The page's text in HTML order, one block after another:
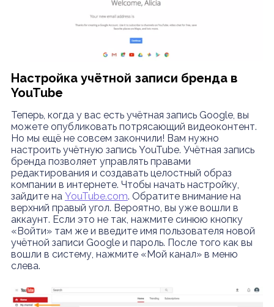
Настройка учётной записи бренда в
YouTube
Теперь, когда у вас есть учётная запись Google, вы
можете опубликовать потрясающий видеоконтент.
Но мы ещё не совсем закончили! Вам нужно
настроить учётную запись YouTube. Учётная запись
бренда позволяет управлять правами
редактирования и создавать целостный образ
компании в интернете. Чтобы начать настройку,
зайдите на YouTube.com. Обратите внимание на
верхний правый угол. Вероятно, вы уже вошли в
аккаунт. Если это не так, нажмите синюю кнопку
«Войти» там же и введите имя пользователя новой
учётной записи Google и пароль. После того как вы
вошли в систему, нажмите «Мой канал» в меню
слева.